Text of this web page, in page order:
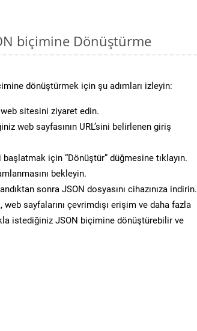
biçimine Dönüştürme
dönüştürmek için şu adımları izleyin:
web sitesini ziyaret edin.
web sayfasının URL’sini belirlenen giriş
için “Dönüştür” düğmesine tıklayın.
bekleyin.
sonra JSON dosyasını cihazınıza indirin.
web sayfalarını çevrimdışı erişim ve daha fazla
istediğiniz JSON biçimine dönüştürebilir ve